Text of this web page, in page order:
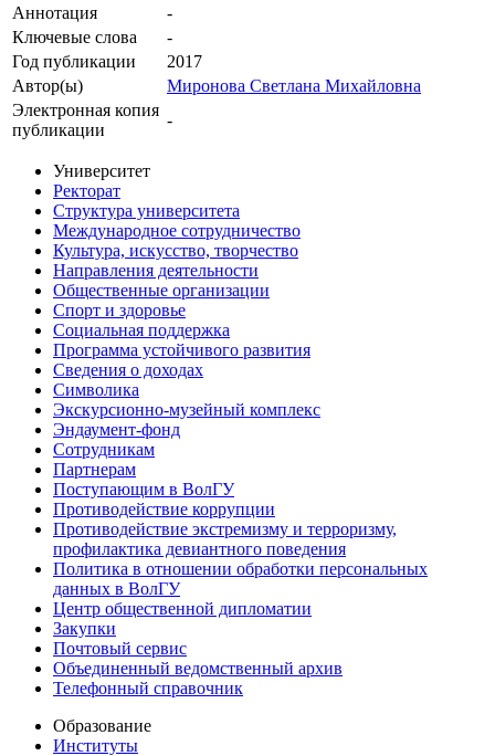
Аннотация
-
Ключевые cлова
-
Год публикации
2017
Автор(ы)
Миронова Светлана Михайловна
Электронная копия
публикации
-
Университет
Ректорат
Структура университета
Международное сотрудничество
Культура, искусство, творчество
Направления деятельности
Общественные организации
Спорт и здоровье
Социальная поддержка
Программа устойчивого развития
Сведения о доходах
Символика
Экскурсионно-музейный комплекс
Эндаумент-фонд
Сотрудникам
Партнерам
Поступающим в ВолГУ
Противодействие коррупции
Противодействие экстремизму и терроризму,
профилактика девиантного поведения
Политика в отношении обработки персональных
данных в ВолГУ
Центр общественной дипломатии
Закупки
Почтовый сервис
Объединенный ведомственный архив
Телефонный справочник
Образование
Институты